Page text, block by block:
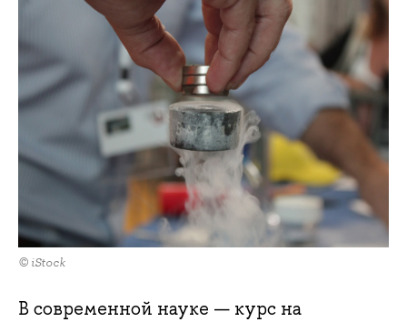
© iStock
В современной науке — курс на